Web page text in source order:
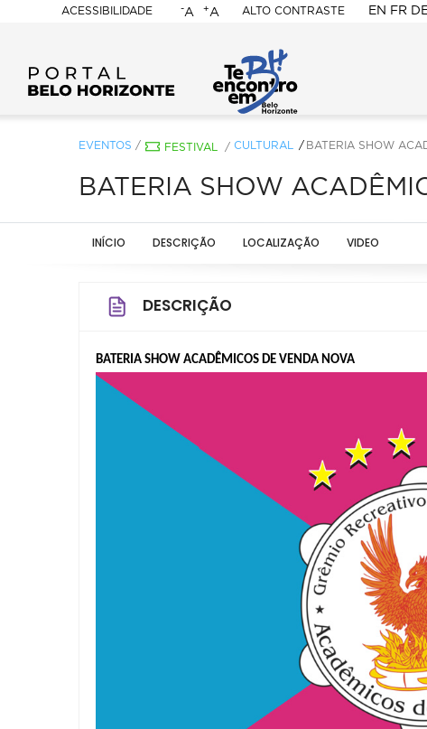
ACESSIBILIDADE
BELO
HORIZONTE
-A +A ALTO CONTRASTE EN FR
EVENTOS / FESTIVAL / CULTURAL BATERIA SHOW
BATERIA SHOW
INÍCIO DESCRIÇÃO LOCALIZAÇÃO VIDEO
DESCRIÇÃO
BATERIA SHOW ACADÊMICOS DE VENDA NOVA